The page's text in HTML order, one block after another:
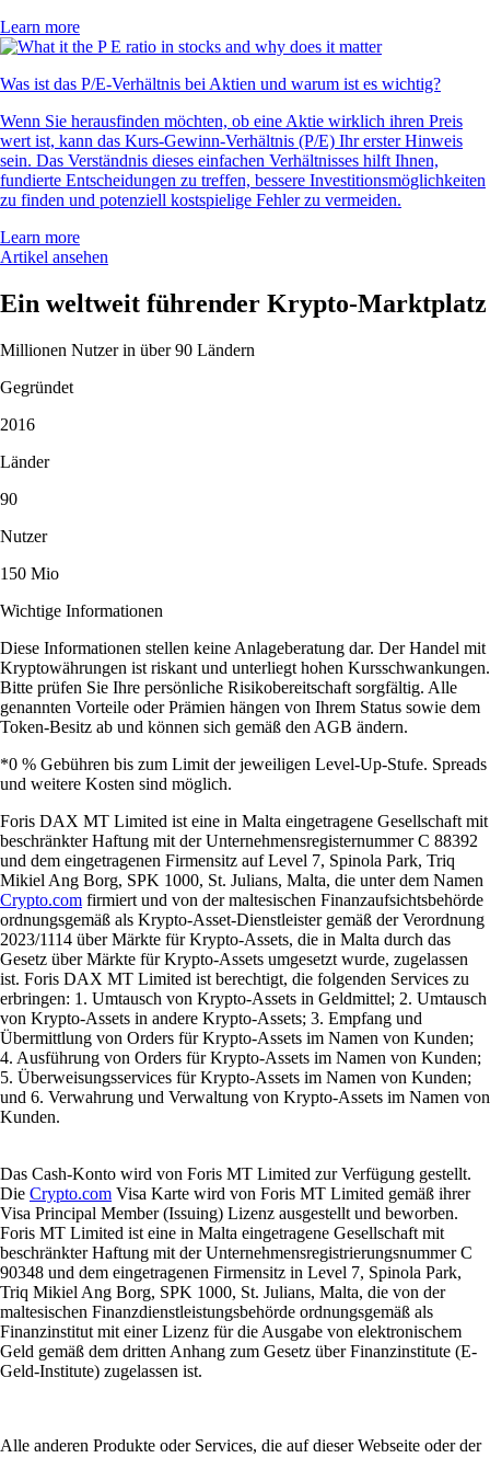
Learn more
Was ist das P/E-Verhältnis bei Aktien und warum ist es wichtig?
Wenn Sie herausfinden möchten, ob eine Aktie wirklich ihren Preis
wert ist, kann das Kurs-Gewinn-Verhältnis (P/E) Ihr erster Hinweis
sein. Das Verständnis dieses einfachen Verhältnisses hilft Ihnen,
fundierte Entscheidungen zu treffen, bessere Investitionsmöglichkeiten
zu finden und potenziell kostspielige Fehler zu vermeiden.
Learn more
Artikel ansehen
Ein weltweit führender Krypto-Marktplatz
Millionen Nutzer in über 90 Ländern
Gegründet
2016
Länder
90
Nutzer
150 Mio
Wichtige Informationen
Diese Informationen stellen keine Anlageberatung dar. Der Handel mit
Kryptowährungen ist riskant und unterliegt hohen Kursschwankungen.
Bitte prüfen Sie Ihre persönliche Risikobereitschaft sorgfältig. Alle
genannten Vorteile oder Prämien hängen von Ihrem Status sowie dem
Token-Besitz ab und können sich gemäß den AGB ändern.
*0 % Gebühren bis zum Limit der jeweiligen Level-Up-Stufe. Spreads
und weitere Kosten sind möglich.
Foris DAX MT Limited ist eine in Malta eingetragene Gesellschaft mit
beschränkter Haftung mit der Unternehmensregisternummer C 88392
und dem eingetragenen Firmensitz auf Level 7, Spinola Park, Triq
Mikiel Ang Borg, SPK 1000, St. Julians, Malta, die unter dem Namen
Crypto.com firmiert und von der maltesischen Finanzaufsichtsbehörde
ordnungsgemäß als Krypto-Asset-Dienstleister gemäß der Verordnung
2023/1114 über Märkte für Krypto-Assets, die in Malta durch das
Gesetz über Märkte für Krypto-Assets umgesetzt wurde, zugelassen
ist. Foris DAX MT Limited ist berechtigt, die folgenden Services zu
erbringen: 1. Umtausch von Krypto-Assets in Geldmittel; 2. Umtausch
von Krypto-Assets in andere Krypto-Assets; 3. Empfang und
Übermittlung von Orders für Krypto-Assets im Namen von Kunden;
4. Ausführung von Orders für Krypto-Assets im Namen von Kunden;
5. Überweisungsservices für Krypto-Assets im Namen von Kunden;
und 6. Verwahrung und Verwaltung von Krypto-Assets im Namen von
Kunden.
Das Cash-Konto wird von Foris MT Limited zur Verfügung gestellt.
Die Crypto.com Visa Karte wird von Foris MT Limited gemäß ihrer
Visa Principal Member (Issuing) Lizenz ausgestellt und beworben.
Foris MT Limited ist eine in Malta eingetragene Gesellschaft mit
beschränkter Haftung mit der Unternehmensregistrierungsnummer C
90348 und dem eingetragenen Firmensitz in Level 7, Spinola Park,
Triq Mikiel Ang Borg, SPK 1000, St. Julians, Malta, die von der
maltesischen Finanzdienstleistungsbehörde ordnungsgemäß als
Finanzinstitut mit einer Lizenz für die Ausgabe von elektronischem
Geld gemäß dem dritten Anhang zum Gesetz über Finanzinstitute (E-
Geld-Institute) zugelassen ist.
Alle anderen Produkte oder Services, die auf dieser Webseite oder der